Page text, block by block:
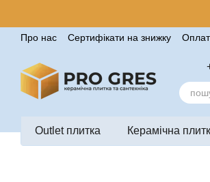
Про нас Сертифікати на знижку
Outlet плитка Керамічна